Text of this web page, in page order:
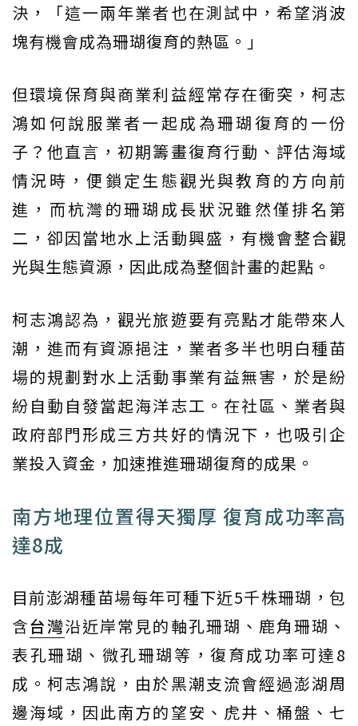
決，「這一兩年業者也在測試中，希望消波
塊有機會成為珊瑚復育的熱區。」
但環境保育與商業利益經常存在衝突，柯志
鴻如何說服業者一起成為珊瑚復育的一份
子？他直言，初期籌畫復育行動、評估海域
情況時，便鎖定生態觀光與教育的方向前
進，而杭灣的珊瑚成長狀況雖然僅排名第
二，卻因當地水上活動興盛，有機會整合觀
光與生態資源，因此成為整個計畫的起點。
柯志鴻認為，觀光旅遊要有亮點才能帶來人
潮，進而有資源挹注，業者多半也明白種苗
場的規劃對水上活動事業有益無害，於是紛
紛自動自發當起海洋志工。在社區、業者與
政府部門形成三方共好的情況下，也吸引企
業投入資金，加速推進珊瑚復育的成果。
南方地理位置得天獨厚 復育成功率高
達8成
目前澎湖種苗場每年可種下近5千株珊瑚，包
含台灣沿近岸常見的軸孔珊瑚、鹿角珊瑚、
表孔珊瑚、微孔珊瑚等，復育成功率可達8
成。柯志鴻說，由於黑潮支流會經過澎湖周
邊海域，因此南方的望安、虎井、桶盤、七